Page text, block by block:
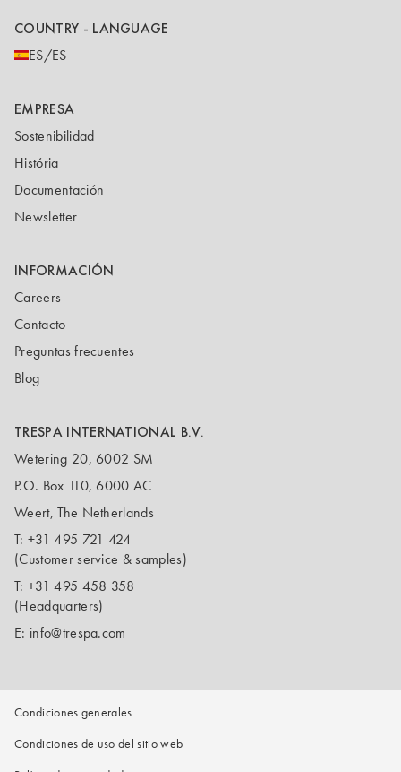
COUNTRY - LANGUAGE
ES/ES
EMPRESA
Sostenibilidad
História
Documentación
Newsletter
INFORMACIÓN
Careers
Contacto
Preguntas frecuentes
Blog
TRESPA INTERNATIONAL B.V.
Wetering 20, 6002 SM
P.O. Box 110, 6000 AC
Weert, The Netherlands
T: +31 495 721 424
(Customer service & samples)
T: +31 495 458 358
(Headquarters)
E: info@trespa.com
Condiciones generales
Condiciones de uso del sitio web